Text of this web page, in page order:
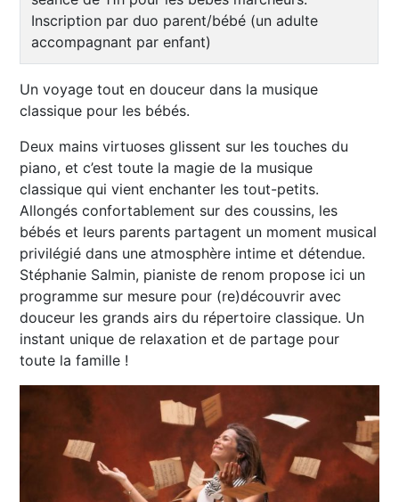
Inscription par duo parent/bébé (un adulte
accompagnant par enfant)
Un voyage tout en douceur dans la musique
classique pour les bébés.
Deux mains virtuoses glissent sur les touches du
piano, et c’est toute la magie de la musique
classique qui vient enchanter les tout-petits.
Allongés confortablement sur des coussins, les
bébés et leurs parents partagent un moment musical
privilégié dans une atmosphère intime et détendue.
Stéphanie Salmin, pianiste de renom propose ici un
programme sur mesure pour (re)découvrir avec
douceur les grands airs du répertoire classique. Un
instant unique de relaxation et de partage pour
toute la famille !